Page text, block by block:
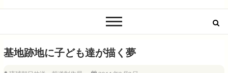
QAB NEWS Headline
基地跡地に子ども達が描く夢